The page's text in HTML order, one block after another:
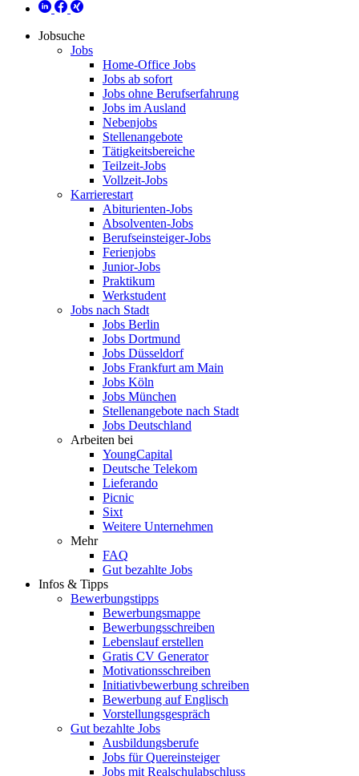
Jobsuche
Jobs
Home-Office Jobs
Jobs ab sofort
Jobs ohne Berufserfahrung
Jobs im Ausland
Nebenjobs
Stellenangebote
Tätigkeitsbereiche
Teilzeit-Jobs
Vollzeit-Jobs
Karrierestart
Abiturienten-Jobs
Absolventen-Jobs
Berufseinsteiger-Jobs
Ferienjobs
Junior-Jobs
Praktikum
Werkstudent
Jobs nach Stadt
Jobs Berlin
Jobs Dortmund
Jobs Düsseldorf
Jobs Frankfurt am Main
Jobs Köln
Jobs München
Stellenangebote nach Stadt
Jobs Deutschland
Arbeiten bei
YoungCapital
Deutsche Telekom
Lieferando
Picnic
Sixt
Weitere Unternehmen
Mehr
FAQ
Gut bezahlte Jobs
Infos & Tipps
Bewerbungstipps
Bewerbungsmappe
Bewerbungsschreiben
Lebenslauf erstellen
Gratis CV Generator
Motivationsschreiben
Initiativbewerbung schreiben
Bewerbung auf Englisch
Vorstellungsgespräch
Gut bezahlte Jobs
Ausbildungsberufe
Jobs für Quereinsteiger
Jobs mit Realschulabschluss